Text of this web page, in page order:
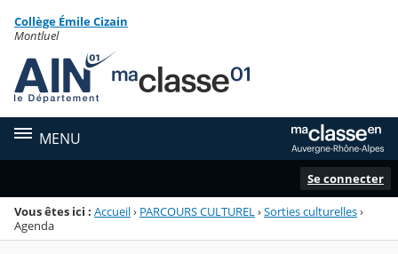
Menu de la rubrique
Contenu
Collège Émile Cizain
Montluel
MENU
Se connecter
Vous êtes ici : Accueil› PARCOURS CULTUREL ›Sorties culturelles›
Agenda